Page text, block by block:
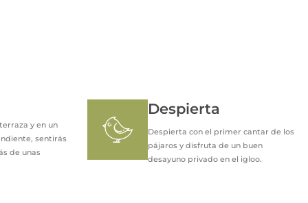
y en un
sentirás
de unas
Despierta
Despierta con el primer cantar de los
pájaros y disfruta de un buen
desayuno privado en el igloo.